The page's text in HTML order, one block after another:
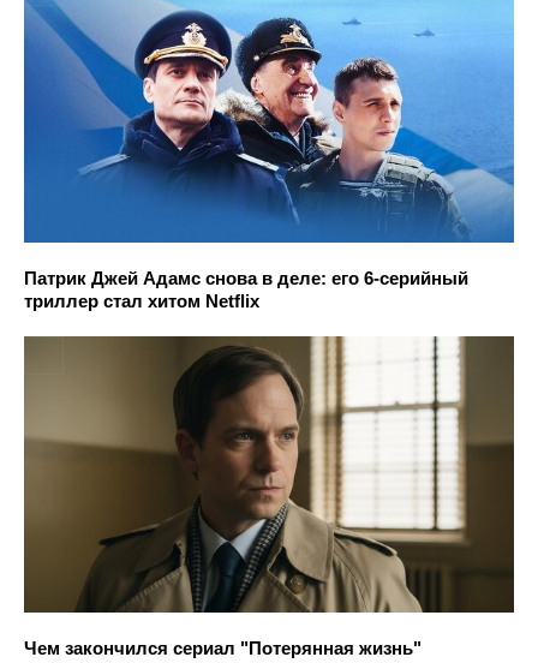
Патрик Джей Адамс снова в деле: его 6-серийный
триллер стал хитом Netflix
Чем закончился сериал "Потерянная жизнь"